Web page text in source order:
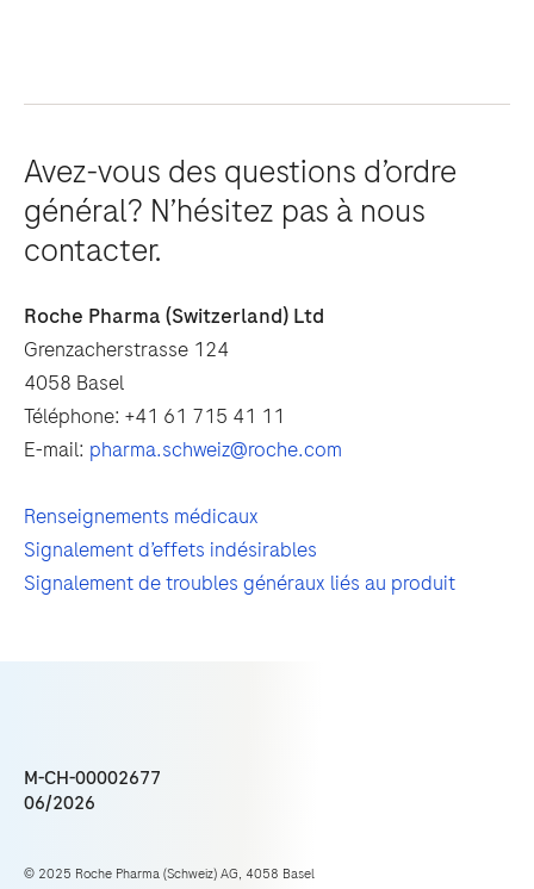
Avez-vous des questions d’ordre
général? N’hésitez pas à nous
contacter.
Roche Pharma (Switzerland) Ltd
Grenzacherstrasse 124
4058 Basel
Téléphone: +41 61 715 41 11
E-mail: pharma.schweiz@roche.com
Renseignements médicaux
Signalement d’effets indésirables
Signalement de troubles généraux liés au produit
M-CH-00002677
06/2026
© 2025 Roche Pharma (Schweiz) AG, 4058 Basel